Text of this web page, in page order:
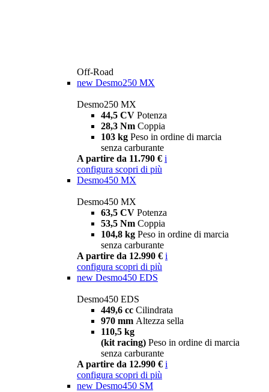
Off-Road
new Desmo250 MX
Desmo250 MX
44,5 CV Potenza
28,3 Nm Coppia
103 kg Peso in ordine di marcia
senza carburante
A partire da 11.790 € i
configura scopri di più
Desmo450 MX
Desmo450 MX
63,5 CV Potenza
53,5 Nm Coppia
104,8 kg Peso in ordine di marcia
senza carburante
A partire da 12.990 € i
configura scopri di più
new Desmo450 EDS
Desmo450 EDS
449,6 cc Cilindrata
970 mm Altezza sella
110,5 kg
(kit racing) Peso in ordine di marcia
senza carburante
A partire da 12.990 € i
configura scopri di più
new Desmo450 SM